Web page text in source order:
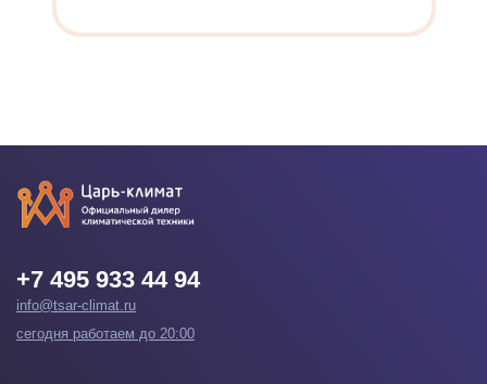
+7 495 933 44 94
info@tsar-climat.ru
сегодня работаем до 20:00